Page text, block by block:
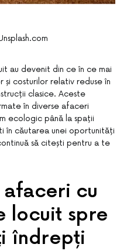
au devenit din ce în ce mai
costurilor relativ reduse în
clasice. Aceste
în diverse afaceri
ecologic până la spații
în căutarea unei oportunități
să citești pentru a te
cu
locuit spre
îndrepți